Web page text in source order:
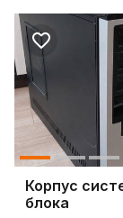
Корпус
блока